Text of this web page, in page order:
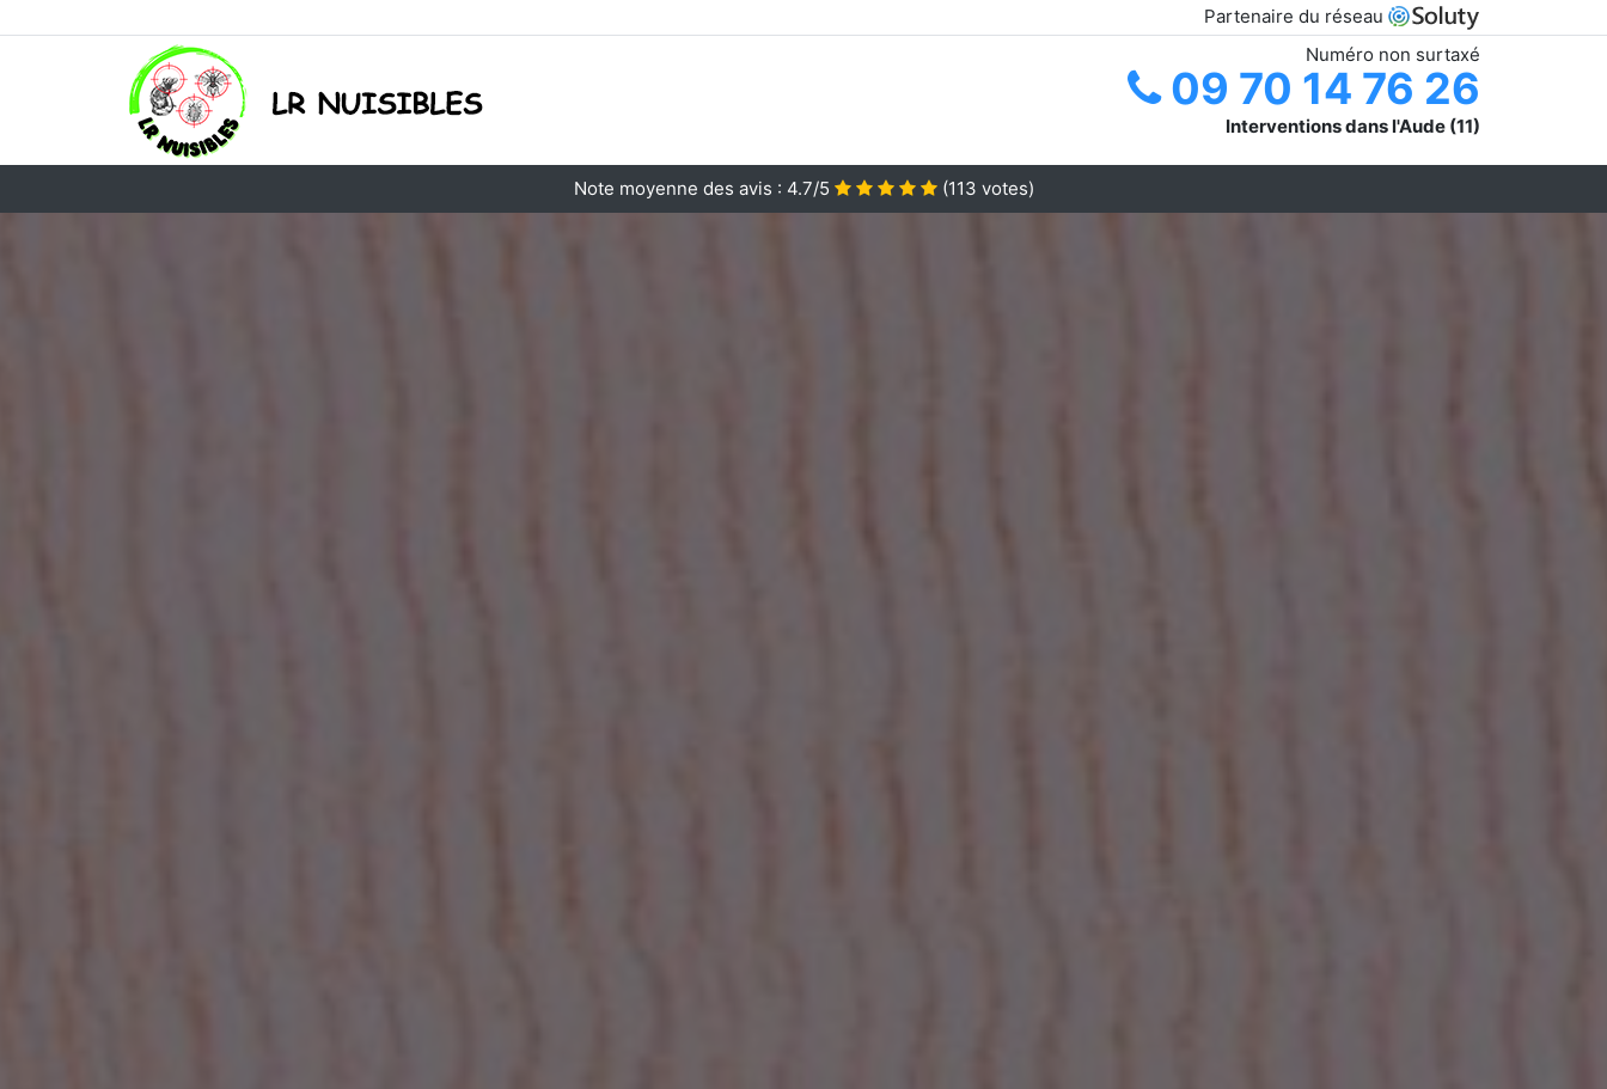
Partenaire du réseau
Numéro non surtaxé
09 70 14 76 26
Interventions dans l'Aude (11)
Note moyenne des avis : 4.7/5 (113 votes)